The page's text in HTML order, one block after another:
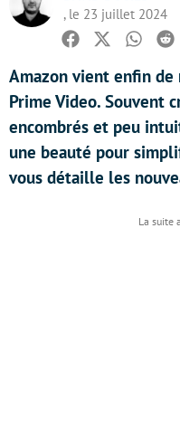
, le 23 juillet 2024
Facebook
Twitter
Amazon vient enfin
Prime Video. Souvent
encombrés et peu
une beauté pour
vous détaille les